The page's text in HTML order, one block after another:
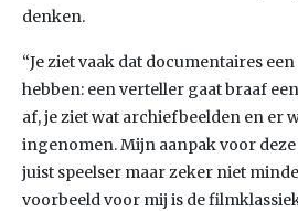
denken.
“Je ziet vaak dat documentaires
hebben: een verteller gaat braaf
af, je ziet wat archiefbeelden en er
ingenomen. Mijn aanpak voor
juist speelser maar zeker niet
voorbeeld voor mij is de